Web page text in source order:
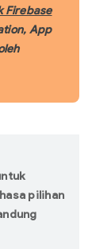
Firebase
App
pilihan